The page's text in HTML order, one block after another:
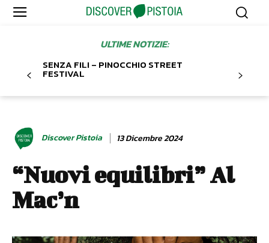
ULTIME NOTIZIE:
SENZA FILI – PINOCCHIO STREET
FESTIVAL
Discover Pistoia 13 Dicembre 2024
“Nuovi equilibri” Al
Mac’n